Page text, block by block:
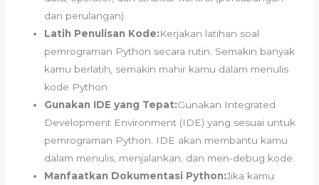
dan perulangan).
Latih Penulisan Kode:Kerjakan latihan soal
pemrograman Python secara rutin. Semakin banyak
kamu berlatih, semakin mahir kamu dalam menulis
kode Python.
Gunakan IDE yang Tepat:Gunakan Integrated
Development Environment (IDE) yang sesuai untuk
pemrograman Python. IDE akan membantu kamu
dalam menulis, menjalankan, dan men-debug kode.
Manfaatkan Dokumentasi Python:Jika kamu